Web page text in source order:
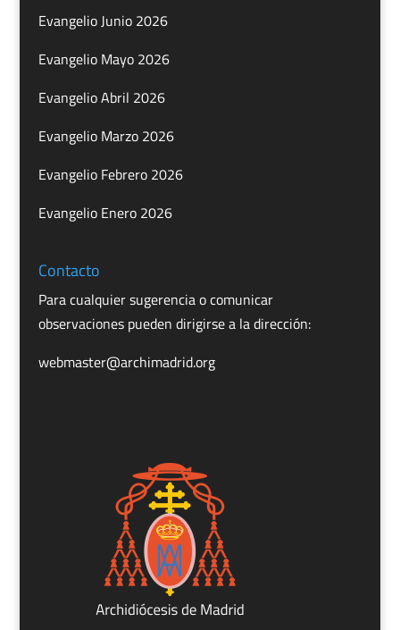
Evangelio Junio 2026
Evangelio Mayo 2026
Evangelio Abril 2026
Evangelio Marzo 2026
Evangelio Febrero 2026
Evangelio Enero 2026
Contacto
Para cualquier sugerencia o comunicar
observaciones pueden dirigirse a la dirección:
webmaster@archimadrid.org